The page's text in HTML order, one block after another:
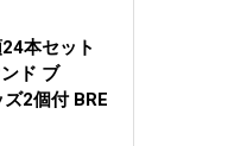
本セット
ド ブ
2個付 BRE